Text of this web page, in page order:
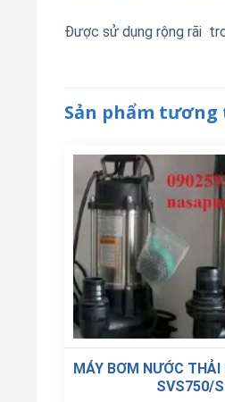
Được sử dụng rộng rãi
Sản phẩm
MÁY BƠM NƯỚC THẢI
SVS750/S